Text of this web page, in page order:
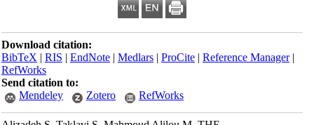
Download citation:
BibTeX|RIS|EndNote|Medlars|ProCite|Reference Manager
RefWorks
Send citation to:
Mendeley
Zotero RefWorks